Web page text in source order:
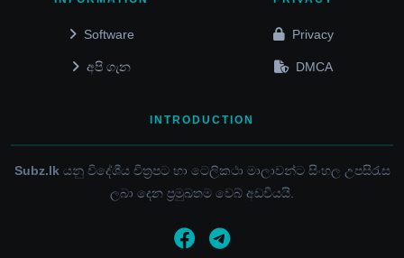
Software
අපි ගැන
Privacy
DMCA
INTRODUCTION
Subz.lkයනු විදේශීය චිත්‍රපට හා ටෙලිකථා මාලාවන්ට සිංහල උපසිරැස
ලබා දෙන ප්‍රමුඛතම වෙබ් අඩවියයි.